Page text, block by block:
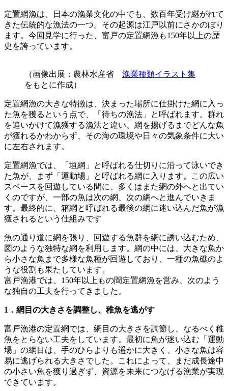
定置網漁は、日本の漁業文化の中でも、数百年受け継がれて
きた伝統的な漁法の一つ。その起源は江戸以前にさかのぼり
ます。今回見学に行った、富戸の定置網漁も150年以上の歴
史を誇っています。
（画像出展：農林水産省 漁業種類イラスト集
をもとに作成）
定置網漁の大きな特徴は、決まった場所に仕掛けた網に入っ
た魚を獲るという点で、「待ちの漁法」と呼ばれます。群れ
を追いかけて漁獲する漁法と違い、網を揚げるまでどんな魚
が獲れるかわからず、その海の環境や日々の気象条件に大い
に左右されます。
定置網漁では、「垣網」と呼ばれる仕切りに沿って泳いでき
た魚が、まず「運動場」と呼ばれる網に入ります。この広い
スペースを回遊している間に、多くはまた網の外へと出てい
くのですが、一部の魚は次の網、次の網へと進んでいきま
す。最終的に、箱網と呼ばれる最後の網に迷い込んだ魚が漁
獲されるという仕組みです
魚の通り道に網を張り、回遊する魚群を網に誘い込むため、
図のような独特な網を利用します。網の中には、大きな魚か
ら小さな魚まで多様な魚種が回遊しており、一種の魚礁のよ
うな役割も果たしています。
富戸漁港では、150年以上もの間定置網漁を営み、次のよう
な独自の工夫を行ってきました。
1．網目の大きさを調整し、稚魚を逃がす
富戸漁港の定置網では、網目の大きさを調節し、なるべく稚
魚をとらない工夫をしています。最初に魚が迷い込む「運動
場」の網目は、手のひらよりも遥かに大きく、小さな魚は容
易に逃げられる大きさでした。これによって、まだ成長途中
の小さい魚を獲り過ぎず、資源を未来につなげる漁業が実現
できています。